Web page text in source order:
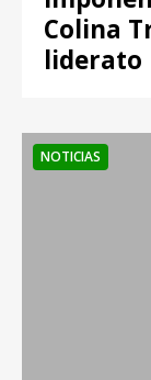
Colina
liderato
NOTICIAS